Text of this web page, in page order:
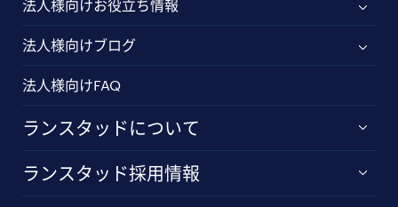
法人様向けお役立ち情報
法人様向けブログ
法人様向けFAQ
ランスタッドについて
ランスタッド採用情報